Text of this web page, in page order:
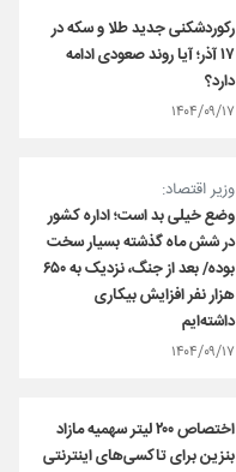
رکوردشکنی جدید طلا و سکه در
۱۷ آذر؛ آیا روند صعودی ادامه
دارد؟
۱۴۰۴/۰۹/۱۷
وزیر اقتصاد:
وضع خیلی بد است؛ اداره کشور
در شش ماه گذشته بسیار سخت
بوده/ بعد از جنگ، نزدیک به ۶۵۰
هزار نفر افزایش بیکاری
داشته‌ایم
۱۴۰۴/۰۹/۱۷
اختصاص ۲۰۰ لیتر سهمیه مازاد
بنزین برای تاکسی‌های اینترنتی